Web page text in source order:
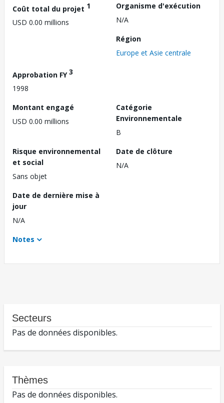
Coût total du projet 1
USD 0.00 millions
Organisme d'exécution
N/A
Région
Europe et Asie centrale
Approbation FY3
1998
Montant engagé
USD 0.00 millions
Catégorie
Environnementale
B
Risque environnemental
et social
Sans objet
Date de clôture
N/A
Date de dernière mise à
jour
N/A
Notes
Secteurs
Pas de données disponibles.
Thèmes
Pas de données disponibles.